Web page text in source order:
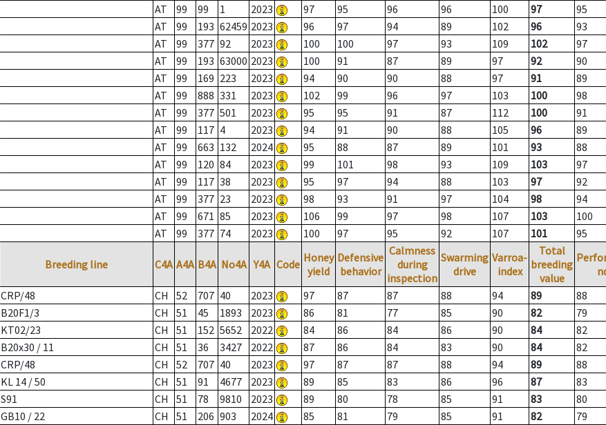
AT 99 99 1 2023 97 95 96 96 100 97
95
AT 99 193 62459 2023 96 97 94 89 102 96
93
AT 99 377 92 2023 100 100 97 93 109 102
97
AT 99 193 63000 2023 100 91 87 89 97 92
90
AT 99 169 223 2023 94 90 90 88 97 91
89
AT 99 888 331 2023 102 99 96 97 103 100
98
AT 99 377 501 2023 95 95 91 87 112 100
91
AT 99 117 4 2023 94 91 90 88 105 96
89
AT 99 663 132 2024 95 88 87 89 101 93
88
AT 99 120 84 2023 99 101 98 93 109 103
97
AT 99 117 38 2023 95 97 94 88 103 97
92
AT 99 377 23 2023 98 93 91 97 104 98
94
AT 99 671 85 2023 106 99 97 98 107 103
100
AT 99 377 74 2023 100 97 95 92 107 101 95
Breeding line C4A A4A B4A No4A Y4A Code Honey
yield
Defensive
behavior
Calmness
during
inspection
Swarming
drive
Varroa-
index
Total
breeding
value
CRP/48 CH 52 707 40 2023 97 87 87 88 94 89
88
B20F1/3 CH 51 45 1893 2023 86 81 77 85 90 82
79
KT02/23 CH 51 152 5652 2022 84 86 84 86 90 84
82
B20x30 / 11 CH 51 36 3427 2022 87 86 84 83 90 84
82
CRP/48 CH 52 707 40 2023 97 87 87 88 94 89
88
KL 14 / 50 CH 51 91 4677 2023 89 85 83 86 96 87
83
S91 CH 51 78 9810 2023 89 80 78 85 91 83
80
GB10 / 22 CH 51 206 903 2024 85 81 79 85 91 82 79